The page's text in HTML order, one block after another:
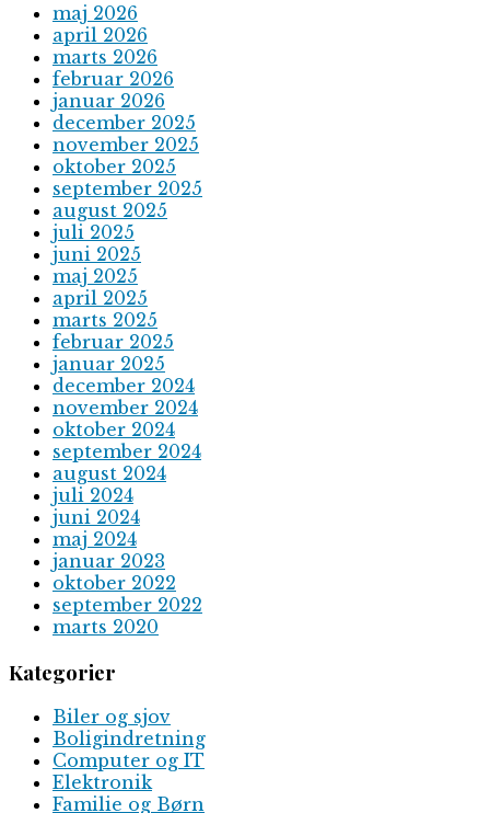
maj 2026
april 2026
marts 2026
februar 2026
januar 2026
december 2025
november 2025
oktober 2025
september 2025
august 2025
juli 2025
juni 2025
maj 2025
april 2025
marts 2025
februar 2025
januar 2025
december 2024
november 2024
oktober 2024
september 2024
august 2024
juli 2024
juni 2024
maj 2024
januar 2023
oktober 2022
september 2022
marts 2020
Kategorier
Biler og sjov
Boligindretning
Computer og IT
Elektronik
Familie og Børn